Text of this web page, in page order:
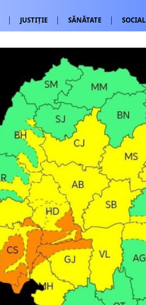
JUSTIȚIE SĂNĂTATE SOCIAL